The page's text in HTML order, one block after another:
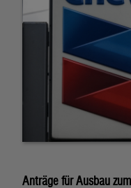
Anträge für Ausbau